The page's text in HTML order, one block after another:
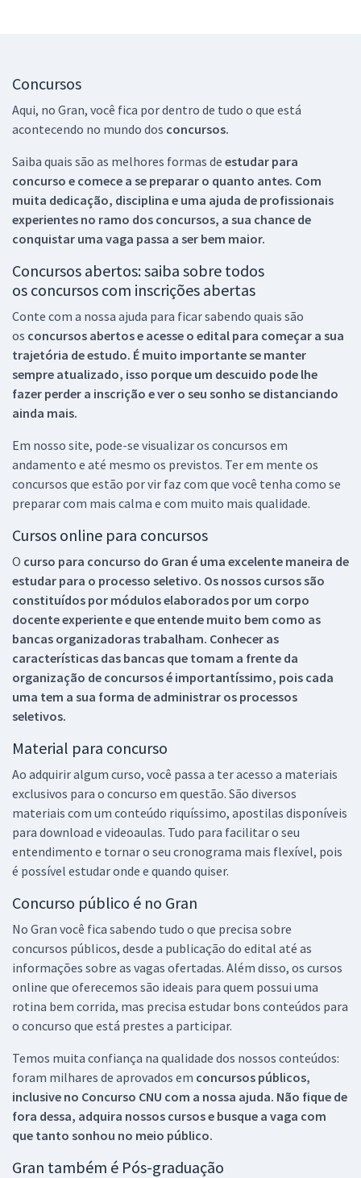
Concursos
Aqui, no Gran, você fica por dentro de tudo o que está
acontecendo no mundo dos concursos.
Saiba quais são as melhores formas de estudar para
concurso e comece a se preparar o quanto antes. Com
muita dedicação, disciplina e uma ajuda de profissionais
experientes no ramo dos concursos, a sua chance de
conquistar uma vaga passa a ser bem maior.
Concursos abertos: saiba sobre todos
os concursos com inscrições abertas
Conte com a nossa ajuda para ficar sabendo quais são
os concursos abertos e acesse o edital para começar a sua
trajetória de estudo. É muito importante se manter
sempre atualizado, isso porque um descuido pode lhe
fazer perder a inscrição e ver o seu sonho se distanciando
ainda mais.
Em nosso site, pode-se visualizar os concursos em
andamento e até mesmo os previstos. Ter em mente os
concursos que estão por vir faz com que você tenha como se
preparar com mais calma e com muito mais qualidade.
Cursos online para concursos
O curso para concurso do Gran é uma excelente maneira de
estudar para o processo seletivo. Os nossos cursos são
constituídos por módulos elaborados por um corpo
docente experiente e que entende muito bem como as
bancas organizadoras trabalham. Conhecer as
características das bancas que tomam a frente da
organização de concursos é importantíssimo, pois cada
uma tem a sua forma de administrar os processos
seletivos.
Material para concurso
Ao adquirir algum curso, você passa a ter acesso a materiais
exclusivos para o concurso em questão. São diversos
materiais com um conteúdo riquíssimo, apostilas disponíveis
para download e videoaulas. Tudo para facilitar o seu
entendimento e tornar o seu cronograma mais flexível, pois
é possível estudar onde e quando quiser.
Concurso público é no Gran
No Gran você fica sabendo tudo o que precisa sobre
concursos públicos, desde a publicação do edital até as
informações sobre as vagas ofertadas. Além disso, os cursos
online que oferecemos são ideais para quem possui uma
rotina bem corrida, mas precisa estudar bons conteúdos para
o concurso que está prestes a participar.
Temos muita confiança na qualidade dos nossos conteúdos:
foram milhares de aprovados em concursos públicos,
inclusive no Concurso CNU com a nossa ajuda. Não fique de
fora dessa, adquira nossos cursos e busque a vaga com
que tanto sonhou no meio público.
Gran também é Pós-graduação